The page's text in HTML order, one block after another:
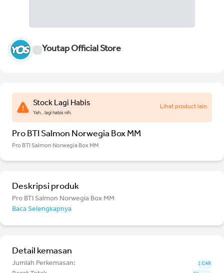
Youtap Official Store
Stock Lagi Habis
Yah.. lagi habis nih.
Lihat product lain
Pro BTI Salmon Norwegia Box MM
Pro BTI Salmon Norwegia Box MM
Deskripsi produk
Pro BTI Salmon Norwegia Box MM
Baca Selengkapnya
Detail kemasan
Jumlah Perkemasan: 1 CAR